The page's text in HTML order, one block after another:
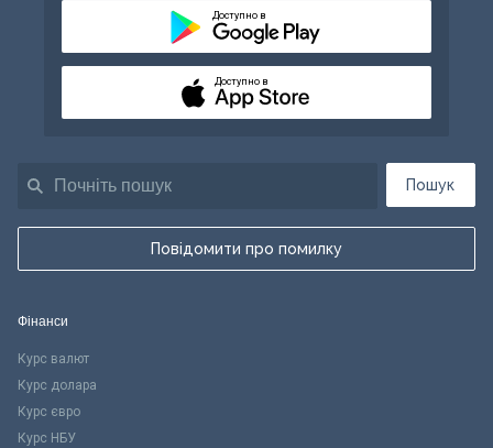
Пошук
Повідомити про помилку
Доступно в
Доступно в
Фінанси
Курс валют
Курс долара
Курс євро
Курс НБУ